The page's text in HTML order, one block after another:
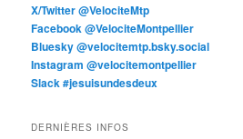
X/Twitter @VelociteMtp
Facebook @VelociteMontpellier
Bluesky @velocitemtp.bsky.social
Instagram @velocitemontpellier
Slack #jesuisundesdeux
DERNIÈRES INFOS